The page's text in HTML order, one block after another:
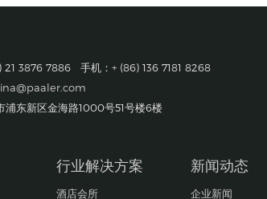
21 3876 7886 手机：+ (86) 136 7181 8268
浦东新区金海路1000号51号楼6楼
行业解决方案
酒店会所
新闻动态
企业新闻